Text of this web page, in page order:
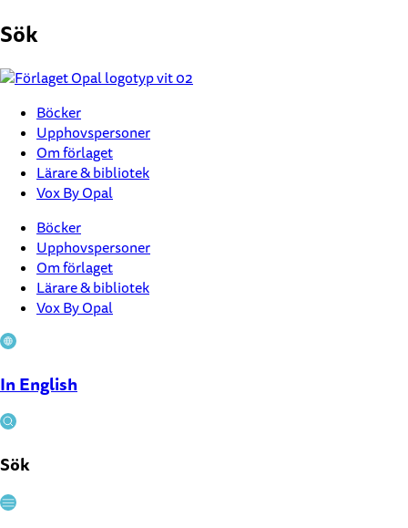
till
Sök
Böcker
Upphovspersoner
Om förlaget
Lärare & bibliotek
Vox By Opal
Böcker
Upphovspersoner
Om förlaget
Lärare & bibliotek
Vox By Opal
In English
Sök
Stäng